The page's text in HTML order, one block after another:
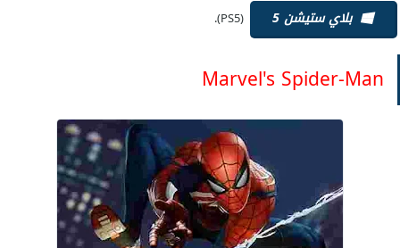
بلاي ستيشن 5 (PS5).
Marvel's Spider-Man